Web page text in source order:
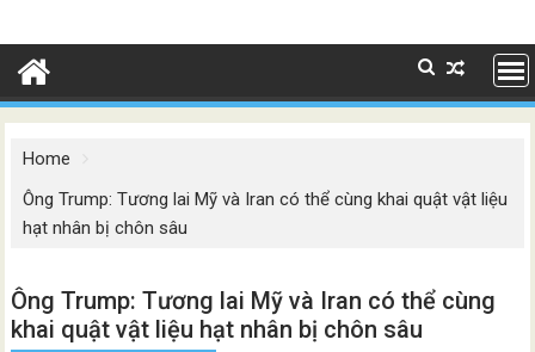
Home
Ông Trump: Tương lai Mỹ và Iran có thể cùng khai quật vật liệu
hạt nhân bị chôn sâu
Ông Trump: Tương lai Mỹ và Iran có thể cùng
khai quật vật liệu hạt nhân bị chôn sâu